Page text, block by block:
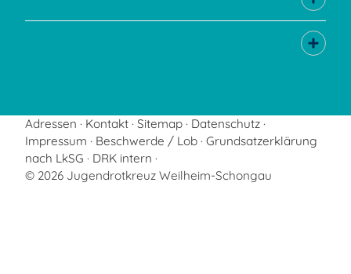
Adressen Kontakt Sitemap
Datenschutz
Impressum
Beschwerde / Lob Grundsatzerklärung
nach LkSG
DRK intern
© 2026 Jugendrotkreuz Weilheim-Schongau